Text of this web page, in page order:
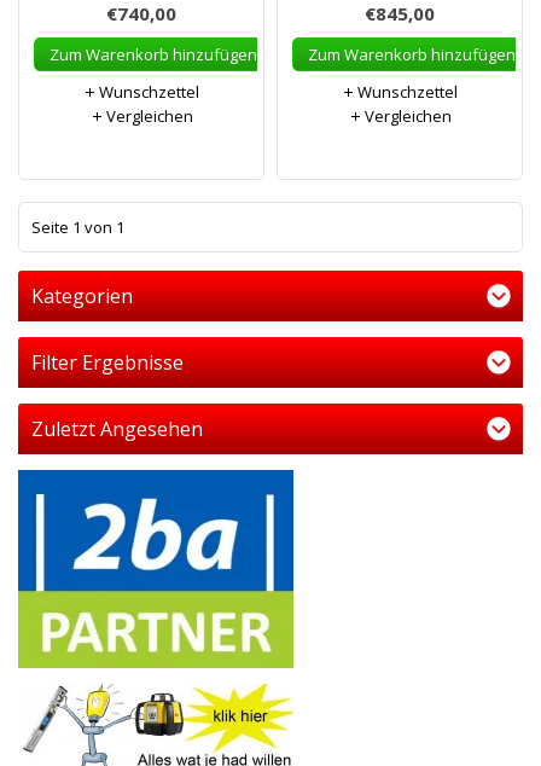
€740,00
Zum Warenkorb hinzufügen
Wunschzettel
Vergleichen
€845,00
Zum Warenkorb hinzufügen
Wunschzettel
Vergleichen
Seite 1 von 1
Kategorien
Filter Ergebnisse
Zuletzt Angesehen